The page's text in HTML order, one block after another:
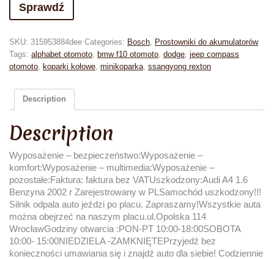
Sprawdź
SKU: 315953884dee Categories: Bosch Prostowniki do akumulatorów
Tags: alphabet otomoto bmw f10 otomoto dodge jeep compass
otomoto koparki kołowe minikoparka ssangyong rexton
Description
Description
Wyposażenie – bezpieczeństwo:Wyposażenie –
komfort:Wyposażenie – multimedia:Wyposażenie –
pozostałe:Faktura: faktura bez VATUszkodzony:Audi A4 1.6
Benzyna 2002 r Zarejestrowany w PLSamochód uszkodzony!!!
Silnik odpala auto jeździ po placu. Zapraszamy!Wszystkie auta
można obejrzeć na naszym placu.ul.Opolska 114
WrocławGodziny otwarcia :PON-PT 10:00-18:00SOBOTA
10:00- 15:00NIEDZIELA -ZAMKNIĘTEPrzyjedź bez
konieczności umawiania się i znajdź auto dla siebie! Codziennie